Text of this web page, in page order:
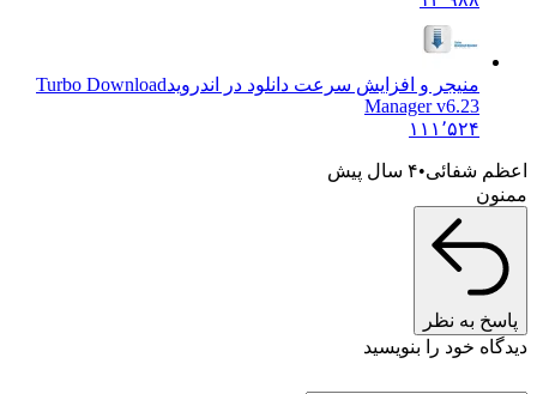
منیجر و افزایش سرعت دانلود در اندروید
Turbo Download
Manager v6.23
۱۱۱٬۵۲۴
۴ سال پیش
به نظر
خود را بنویسید